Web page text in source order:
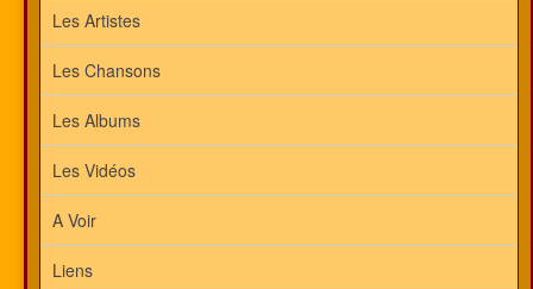
Les Artistes
Les Chansons
Les Albums
Les Vidéos
A Voir
Liens